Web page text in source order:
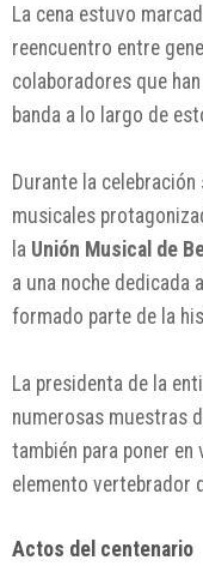
La cena estuvo
reencuentro entre
colaboradores que
banda a lo largo de
Durante la
musicales
la Unión Musical de
a una noche dedicada
formado parte de la
La presidenta de la
numerosas muestras
también para poner
elemento vertebrador
Actos del centenario